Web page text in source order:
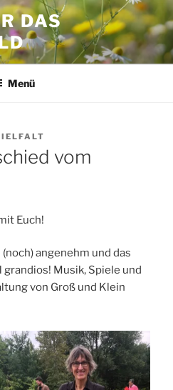
DAS
Menü
vom
Euch!
angenehm und das
Musik, Spiele und
von Groß und Klein